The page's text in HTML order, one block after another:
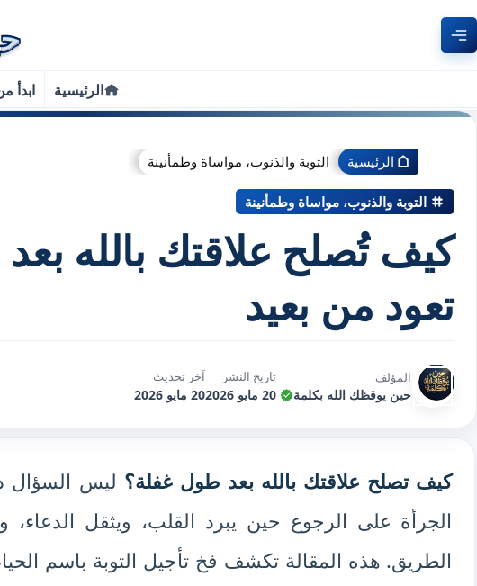
الرئيسية ابدأ
الرئيسية التوبة والذنوب، مواساة وطمأنينة
التوبة والذنوب، مواساة وطمأنينة
كيف تُصلح علاقتك بالله
تعود من بعيد
المؤلف
حين يوقظك الله بكلمة
تاريخ النشر
20 مايو 2026
آخر تحديث
20 مايو 2026
كيف تصلح علاقتك بالله بعد طول غفلة؟ ليس السؤال
الجرأة على الرجوع حين يبرد القلب، ويثقل
الطريق. هذه المقالة تكشف فخ تأجيل التوبة باسم